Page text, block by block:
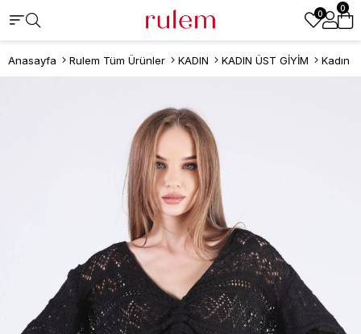
0
0
Anasayfa Rulem Tüm Ürünler KADIN KADIN ÜST GİYİM Kadın